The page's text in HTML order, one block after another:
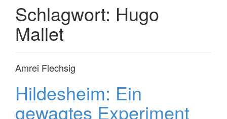
Schlagwort: Hugo
Mallet
Amrei Flechsig
Hildesheim: Ein
gewagtes Experiment